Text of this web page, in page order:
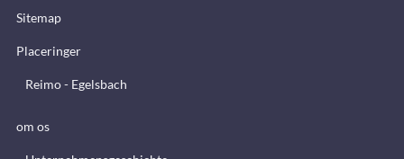
Sitemap
Placeringer
Reimo - Egelsbach
om os